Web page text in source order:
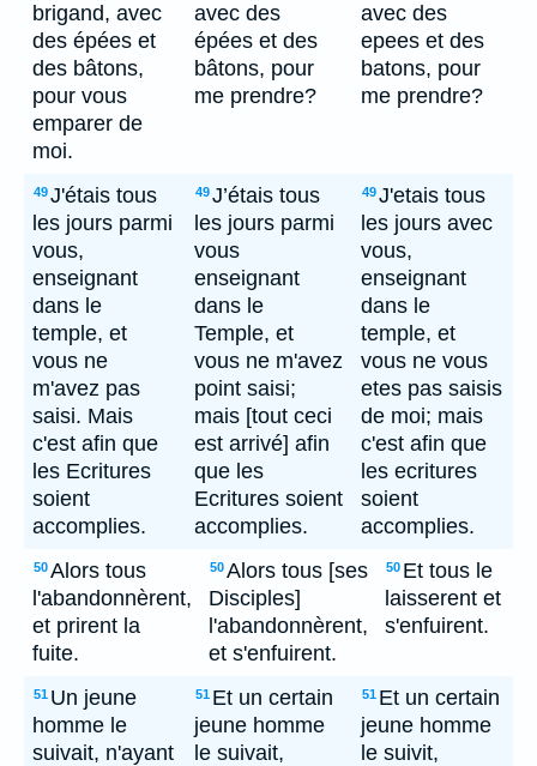
brigand, avec
des épées et
des bâtons,
pour vous
emparer de
moi.
avec des
épées et des
bâtons, pour
me prendre?
avec des
epees et des
batons, pour
me prendre?
49J'étais tous
les jours parmi
vous,
enseignant
dans le
temple, et
vous ne
m'avez pas
saisi. Mais
c'est afin que
les Ecritures
soient
accomplies.
49J’étais tous
les jours parmi
vous
enseignant
dans le
Temple, et
vous ne m'avez
point saisi;
mais [tout ceci
est arrivé] afin
que les
Ecritures soient
accomplies.
49J'etais tous
les jours avec
vous,
enseignant
dans le
temple, et
vous ne vous
etes pas saisis
de moi; mais
c'est afin que
les ecritures
soient
accomplies.
50Alors tous
l'abandonnèrent,
et prirent la
fuite.
50Alors tous [ses
Disciples]
l'abandonnèrent,
et s'enfuirent.
50 Et tous le
laisserent et
s'enfuirent.
51 Un jeune
homme le
suivait, n'ayant
51 Et un certain
jeune homme
le suivait,
51 Et un certain
jeune homme
le suivit,